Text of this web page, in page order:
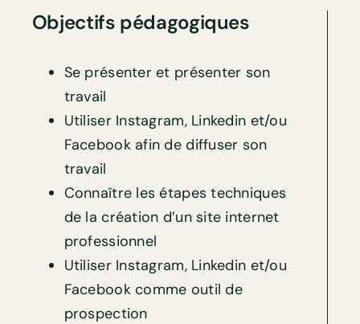
Objectifs pédagogiques
Se présenter et présenter son
travail
Utiliser Instagram, Linkedin et/ou
Facebook afin de diffuser son
travail
Connaître les étapes techniques
de la création d’un site internet
professionnel
Utiliser Instagram, Linkedin et/ou
Facebook comme outil de
prospection